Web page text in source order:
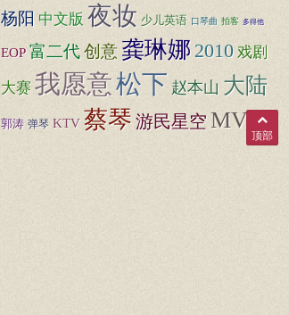
杨阳 中文版 夜妆 少儿英语 口琴曲 拍客 多得他
EOP 富二代创意 龚琳娜 2010 戏剧
大赛 我愿意松下 赵本山 大陆
郭涛 弹琴 KTV 蔡琴 游民星空MV
顶部